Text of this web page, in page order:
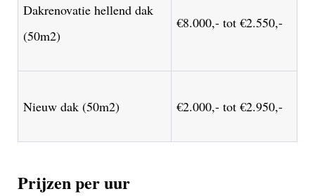
Dakrenovatie hellend dak
(50m2)
€8.000,- tot €2.550,-
Nieuw dak (50m2) €2.000,- tot €2.950,-
Prijzen per uur